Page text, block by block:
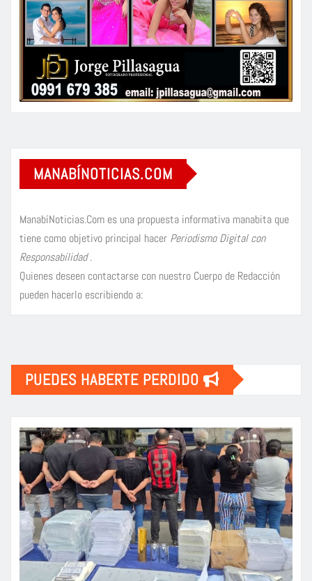
MANABÍNOTICIAS.COM
ManabíNoticias.Com es una propuesta informativa manabita que
tiene como objetivo principal hacer Periodismo Digital con
Responsabilidad.
Quienes deseen contactarse con nuestro Cuerpo de Redacción
pueden hacerlo escribiendo a:
PUEDES HABERTE PERDIDO